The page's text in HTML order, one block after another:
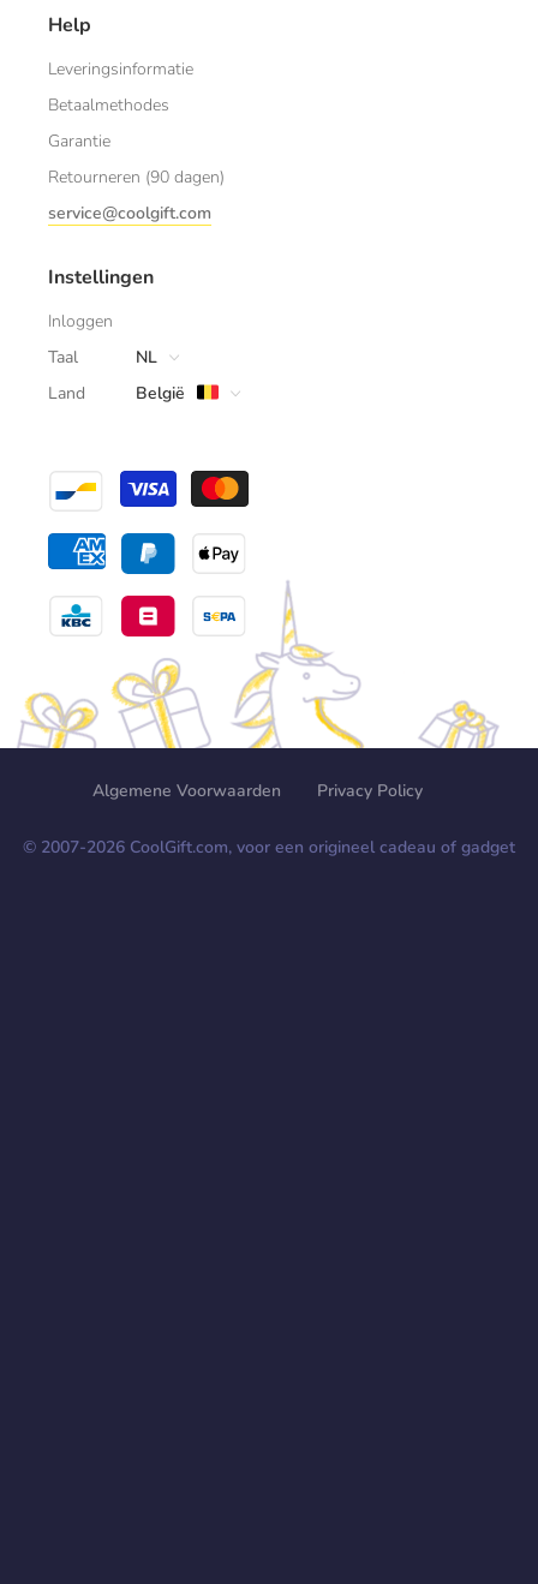
Help
Leveringsinformatie
Betaalmethodes
Garantie
Retourneren (90 dagen)
service@coolgift.com
Instellingen
Inloggen
Taal
NL
Land
België
Algemene Voorwaarden Privacy Policy
© 2007-2026 CoolGift.com, voor een origineel cadeau of gadget